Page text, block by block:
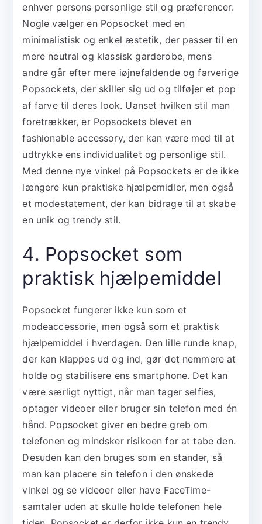
enhver persons personlige stil og præferencer.
Nogle vælger en Popsocket med en
minimalistisk og enkel æstetik, der passer til en
mere neutral og klassisk garderobe, mens
andre går efter mere iøjnefaldende og farverige
Popsockets, der skiller sig ud og tilføjer et pop
af farve til deres look. Uanset hvilken stil man
foretrækker, er Popsockets blevet en
fashionable accessory, der kan være med til at
udtrykke ens individualitet og personlige stil.
Med denne nye vinkel på Popsockets er de ikke
længere kun praktiske hjælpemidler, men også
et modestatement, der kan bidrage til at skabe
en unik og trendy stil.
4. Popsocket som
praktisk hjælpemiddel
Popsocket fungerer ikke kun som et
modeaccessorie, men også som et praktisk
hjælpemiddel i hverdagen. Den lille runde knap,
der kan klappes ud og ind, gør det nemmere at
holde og stabilisere ens smartphone. Det kan
være særligt nyttigt, når man tager selfies,
optager videoer eller bruger sin telefon med én
hånd. Popsocket giver en bedre greb om
telefonen og mindsker risikoen for at tabe den.
Desuden kan den bruges som en stander, så
man kan placere sin telefon i den ønskede
vinkel og se videoer eller have FaceTime-
samtaler uden at skulle holde telefonen hele